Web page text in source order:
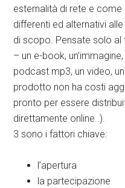
esternalità di rete e
differenti ed alternativi
di scopo. Pensate solo
– un e-book,
podcast mp3, un video,
prodotto non ha costi
pronto per essere
direttamente online..).
3 sono i fattori chiave:
l’apertura
la partecipazione